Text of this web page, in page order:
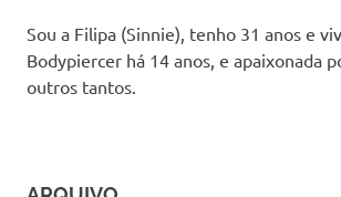
Sou a Filipa (Sinnie), tenho 31 anos e
Bodypiercer há 14 anos, e apaixonada
outros tantos.